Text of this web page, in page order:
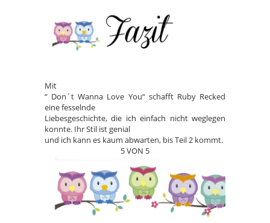
Mit
“ Don´t Wanna Love You“ schafft Ruby Recked
eine fesselnde
Liebesgeschichte, die ich einfach nicht weglegen
konnte. Ihr Stil ist genial
und ich kann es kaum abwarten, bis Teil 2 kommt.
5 VON 5